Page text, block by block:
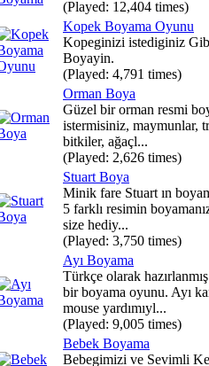
(Played: 12,404 times)
Kopek Boyama Oyunu
Kopeginizi istediginiz
Boyayin.
(Played: 4,791 times)
Orman Boya
Güzel bir orman resmi
istermisiniz, maymunlar,
bitkiler, ağaçl...
(Played: 2,626 times)
Stuart Boya
Minik fare Stuart ın
5 farklı resimin
size hediy...
(Played: 3,750 times)
Ayı Boyama
Türkçe olarak
bir boyama oyunu. Ayı
mouse yardımıyl...
(Played: 9,005 times)
Bebek Boyama
Bebegimizi ve Sevimli